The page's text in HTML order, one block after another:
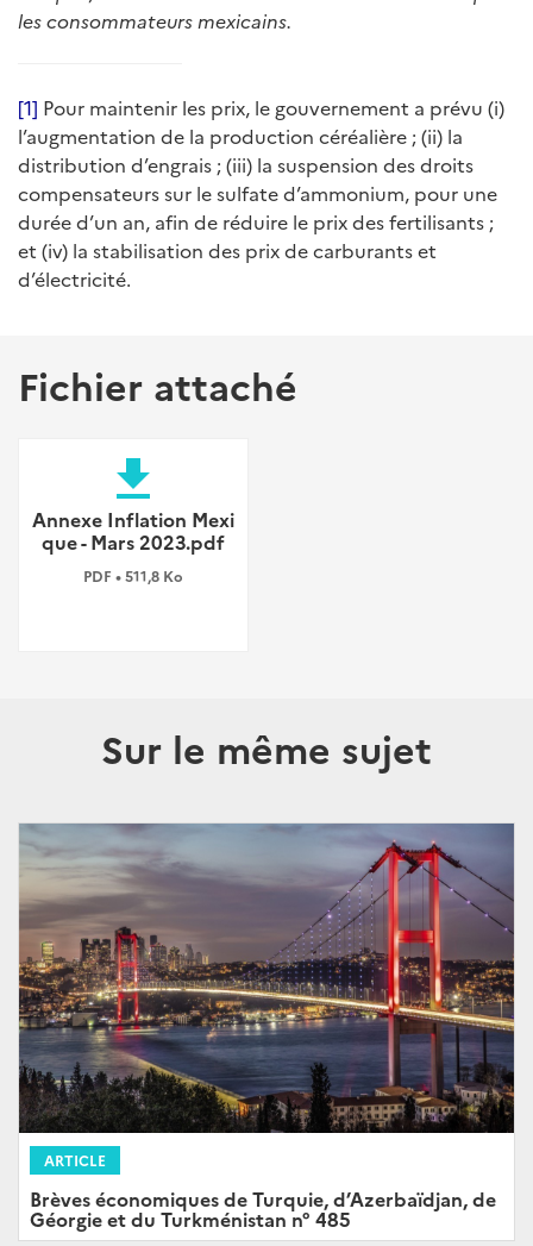
les consommateurs mexicains.
[1] Pour maintenir les prix, le gouvernement a prévu (i)
l’augmentation de la production céréalière ; (ii) la
distribution d’engrais ; (iii) la suspension des droits
compensateurs sur le sulfate d’ammonium, pour une
durée d’un an, afin de réduire le prix des fertilisants ;
et (iv) la stabilisation des prix de carburants et
d’électricité.
Fichier attaché
file_download
Annexe Inflation Mexi
que - Mars 2023.pdf
PDF • 511,8 Ko
Sur le même sujet
ARTICLE
Brèves économiques de Turquie, d’Azerbaïdjan, de
Géorgie et du Turkménistan n° 485